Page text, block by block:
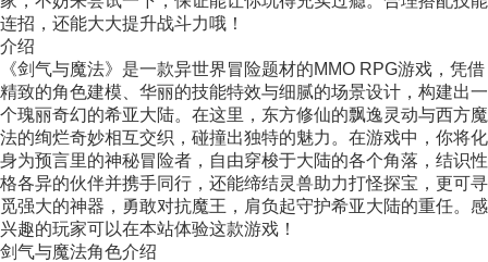
连招，还能大大提升战斗力哦！
介绍
《剑气与魔法》是一款异世界冒险题材的MMO RPG游戏，凭借
精致的角色建模、华丽的技能特效与细腻的场景设计，构建出一
个瑰丽奇幻的希亚大陆。在这里，东方修仙的飘逸灵动与西方魔
法的绚烂奇妙相互交织，碰撞出独特的魅力。在游戏中，你将化
身为预言里的神秘冒险者，自由穿梭于大陆的各个角落，结识性
格各异的伙伴并携手同行，还能缔结灵兽助力打怪探宝，更可寻
觅强大的神器，勇敢对抗魔王，肩负起守护希亚大陆的重任。感
兴趣的玩家可以在本站体验这款游戏！
剑气与魔法角色介绍